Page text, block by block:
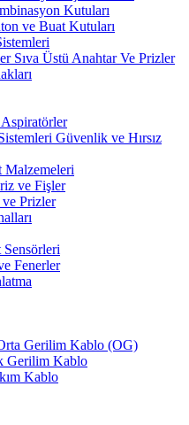
Kutuları
ve Buat Kutuları
Sıva Üstü Anahtar Ve Prizler
Güvenlik ve Hırsız
Malzemeleri
ve Fişler
Prizler
Sensörleri
Fenerler
Gerilim Kablo (OG)
Gerilim Kablo
Kablo